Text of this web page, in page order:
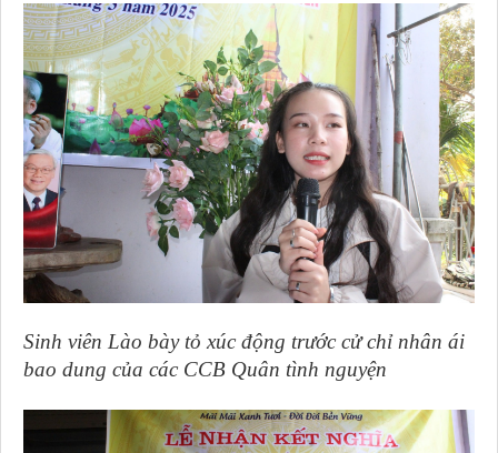
Sinh viên Lào bày tỏ xúc động trước cử chỉ nhân ái
bao dung của các CCB Quân tình nguyện